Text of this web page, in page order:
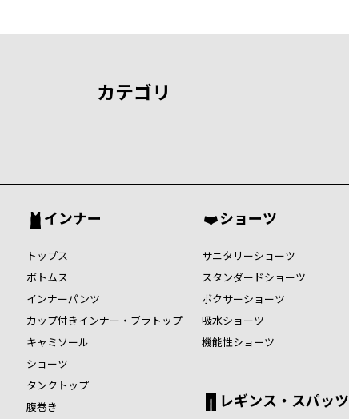
カテゴリ
インナー
トップス
ボトムス
インナーパンツ
カップ付きインナー・ブラトップ
キャミソール
ショーツ
タンクトップ
腹巻き
ショーツ
サニタリーショーツ
スタンダードショーツ
ボクサーショーツ
吸水ショーツ
機能性ショーツ
レギンス・スパッツ